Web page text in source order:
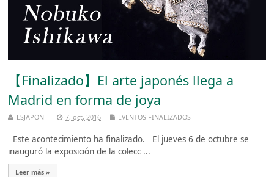
【Finalizado】El arte japonés llega a
Madrid en forma de joya
ESJAPON 7, oct, 2016 EVENTOS FINALIZADOS
Este acontecimiento ha finalizado. El jueves 6 de octubre se
inauguró la exposición de la colecc ...
Leer más »